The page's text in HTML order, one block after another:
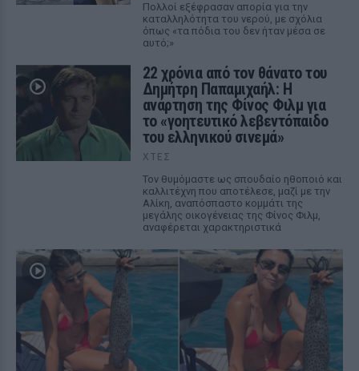
Πολλοί εξέφρασαν απορία για την
καταλληλότητα του νερού, με σχόλια
όπως «τα πόδια του δεν ήταν μέσα σε
αυτό;»
22 χρόνια από τον θάνατο του
Δημήτρη Παπαμιχαήλ: Η
ανάρτηση της Φίνος Φιλμ για
το «γοητευτικό λεβεντόπαιδο
του ελληνικού σινεμά»
ΧΤΕΣ
Τον θυμόμαστε ως σπουδαίο ηθοποιό και
καλλιτέχνη που αποτέλεσε, μαζί με την
Αλίκη, αναπόσπαστο κομμάτι της
μεγάλης οικογένειας της Φίνος Φιλμ,
αναφέρεται χαρακτηριστικά